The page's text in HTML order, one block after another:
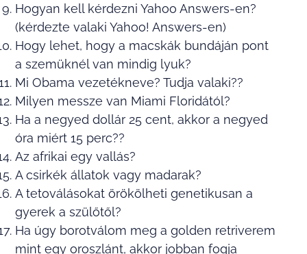
Hogyan kell kérdezni Yahoo Answers-en?
(kérdezte valaki Yahoo! Answers-en)
Hogy lehet, hogy a macskák bundáján pont
a szemüknél van mindig lyuk?
Mi Obama vezetékneve? Tudja valaki??
Milyen messze van Miami Floridától?
Ha a negyed dollár 25 cent, akkor a negyed
óra miért 15 perc??
Az afrikai egy vallás?
A csirkék állatok vagy madarak?
A tetoválásokat örökölheti genetikusan a
gyerek a szülőtől?
Ha úgy borotválom meg a golden retriverem
mint egy oroszlánt, akkor jobban fogja